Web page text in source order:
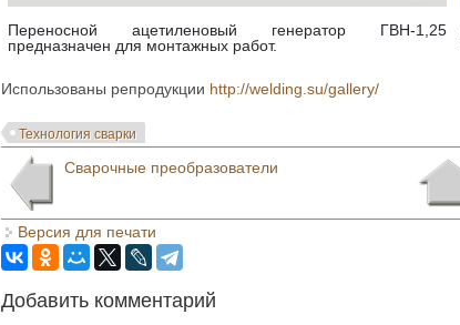
Переносной ацетиленовый генератор ГВН-1,25
предназначен для монтажных работ.
Использованы репродукции http://welding.su/gallery/
Технология сварки
Сварочные преобразователи
Версия для печати
Добавить комментарий